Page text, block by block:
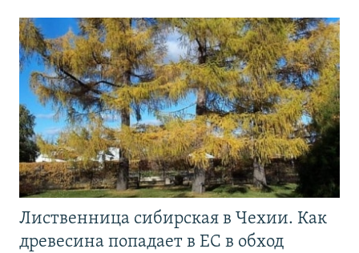
Лиственница сибирская в Чехии. Как
древесина попадает в ЕС в обход